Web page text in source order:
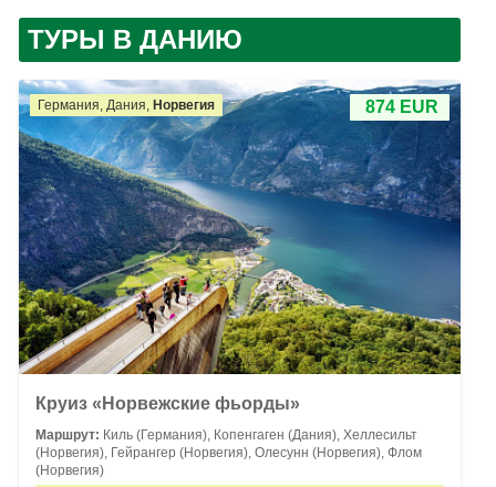
ТУРЫ В ДАНИЮ
874 EUR
Германия, Дания, Норвегия
Круиз «Норвежские фьорды»
Маршрут: Киль (Германия), Копенгаген (Дания), Хеллесильт
(Норвегия), Гейрангер (Норвегия), Олесунн (Норвегия), Флом
(Норвегия)